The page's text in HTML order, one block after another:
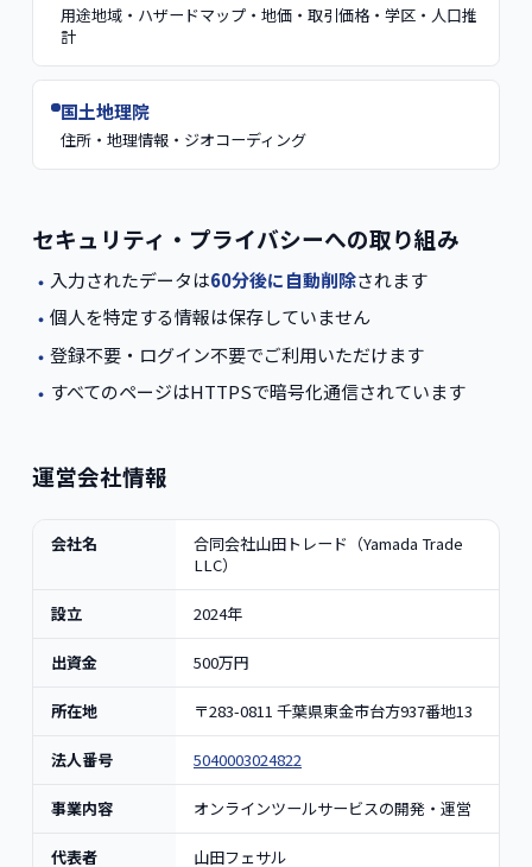
用途地域・ハザードマップ・地価・取引価格・学区・人口推
計
国土地理院
住所・地理情報・ジオコーディング
セキュリティ・プライバシーへの取り組み
・ 入力されたデータは60分後に自動削除されます
・ 個人を特定する情報は保存していません
・ 登録不要・ログイン不要でご利用いただけます
・ すべてのページはHTTPSで暗号化通信されています
運営会社情報
会社名
合同会社山田トレード（Yamada Trade
LLC）
設立 2024年
出資金 500万円
所在地 〒283-0811 千葉県東金市台方937番地13
法人番号 5040003024822
事業内容 オンラインツールサービスの開発・運営
代表者 山田フェサル